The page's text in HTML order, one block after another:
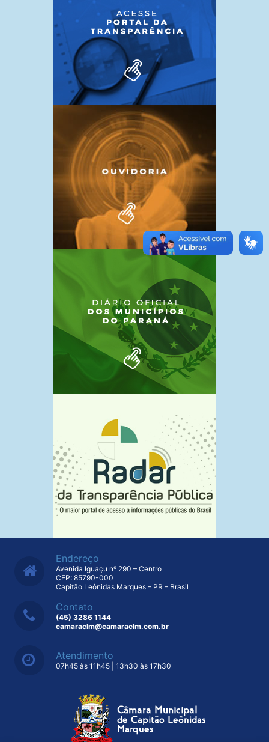
Endereço
Avenida Iguaçu nº 290 – Centro
CEP: 85790-000
Capitão Leônidas Marques – PR – Brasil
Contato
(45) 3286 1144
camaraclm@camaraclm.com.br
Atendimento
07h45 às 11h45 | 13h30 às 17h30